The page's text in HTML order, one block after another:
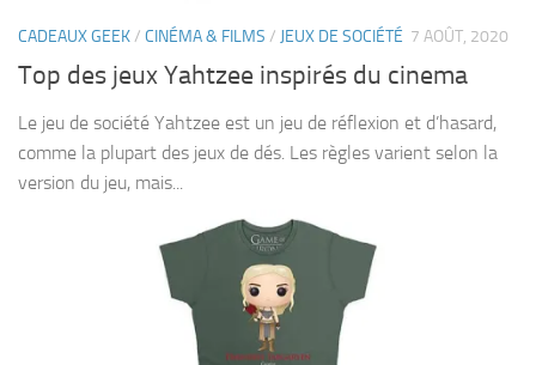
CADEAUX GEEK/ CINÉMA & FILMS / JEUX DE SOCIÉTÉ 7 AOÛT, 2020
Top des jeux Yahtzee inspirés du cinema
Le jeu de société Yahtzee est un jeu de réflexion et d’hasard,
comme la plupart des jeux de dés. Les règles varient selon la
version du jeu, mais...